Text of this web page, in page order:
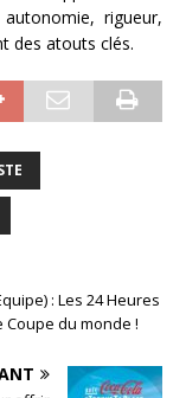
rigueur,
des atouts clés.
: Les 24 Heures
Coupe du monde !